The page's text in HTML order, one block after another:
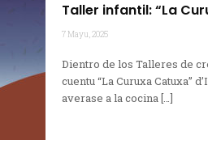
Taller infantil: “La
7 Mayu, 2025
Dientro de los Talleres de
cuentu “La Curuxa Catuxa”
averase a la cocina […]